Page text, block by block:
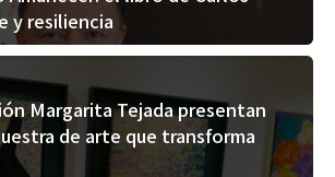
y resiliencia
Margarita Tejada presentan
de arte que transforma